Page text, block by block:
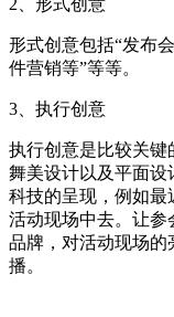
形式创意包括“发布
件营销等”等等。
3、执行创意
执行创意是比较关键
舞美设计以及平面设
科技的呈现，例如最
活动现场中去。让参
品牌，对活动现场的
播。